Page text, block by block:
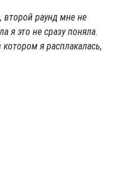
второй раунд мне не
я это не сразу поняла.
я расплакалась,